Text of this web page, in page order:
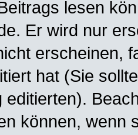
lesen
Er wird nur
erscheinen,
hat (Sie
editierten).
können, wenn